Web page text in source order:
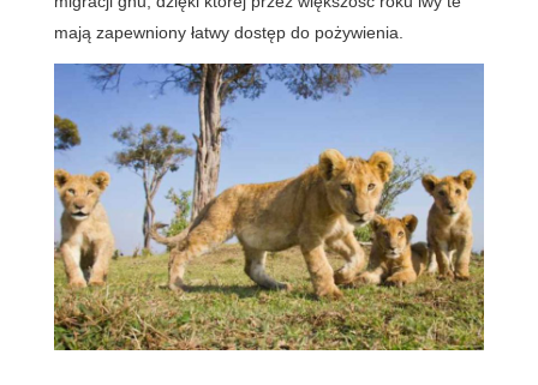
mają zapewniony łatwy dostęp do pożywienia.